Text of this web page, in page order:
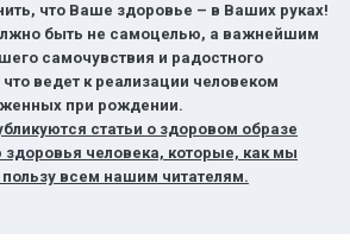
что Ваше здоровье – в Ваших руках!
быть не самоцелью, а важнейшим
самочувствия и радостного
ведет к реализации человеком
при рождении.
статьи о здоровом образе
человека, которые, как мы
всем нашим читателям.